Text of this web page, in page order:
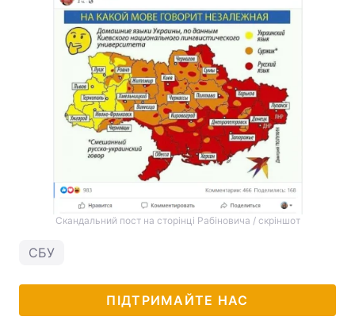
Скандальний пост на сторінці Рабіновича / скріншот
СБУ
ПІДТРИМАЙТЕ НАС